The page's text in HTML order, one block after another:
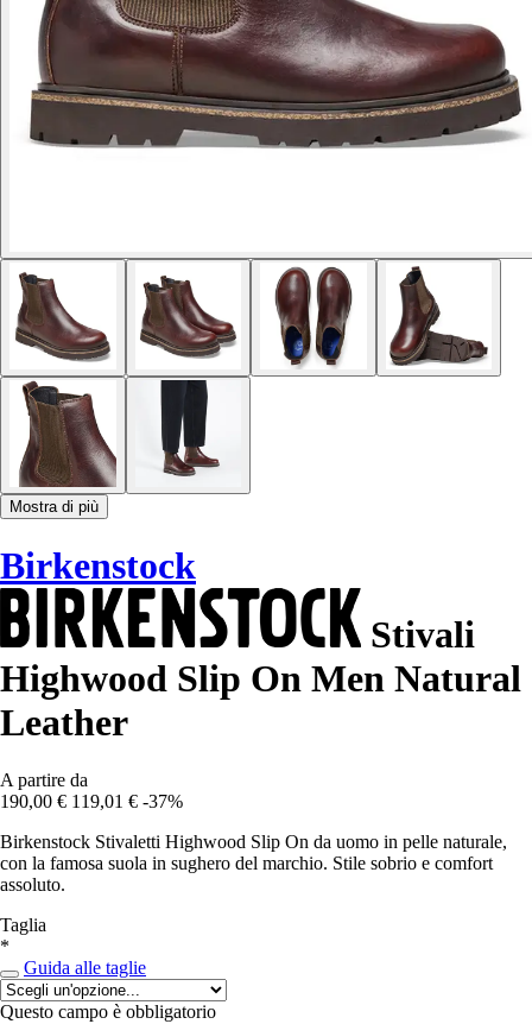
Mostra di più
Birkenstock
Stivali
Highwood Slip On Men Natural
Leather
A partire da
190,00 € 119,01 € -37%
Birkenstock Stivaletti Highwood Slip On da uomo in pelle naturale,
con la famosa suola in sughero del marchio. Stile sobrio e comfort
assoluto.
Taglia
*
Guida alle taglie
Questo campo è obbligatorio